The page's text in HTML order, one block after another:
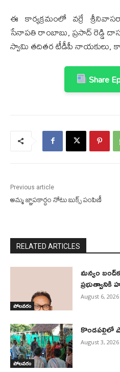
ఈ కార్యక్రమంలో వర్రే
సేనాపతి రాంబాబు, ప్రసాద్ రెడ్డి
స్వామి తదితర టీడీపీ నాయకులు,
Share
Previous article
అమ్మ జ్ఞాపకార్ధం నోటు బుక్స్ పంపిణీ
RELATED ARTICLES
పోలవరం
మన్యం
ప్రభుత్వానికి
August 6, 2026
పోలవరం
కొండపల్లిలో
August 3, 2026